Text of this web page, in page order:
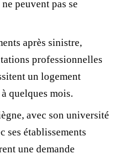
peuvent pas se
après sinistre,
professionnelles
un logement
quelques mois.
avec son université
ses établissements
une demande